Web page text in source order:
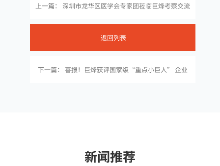
上一篇： 深圳市龙华区医学会专家团莅临巨烽考察交流
返回列表
下一篇： 喜报！巨烽获评国家级“重点小巨人” 企业
新闻推荐